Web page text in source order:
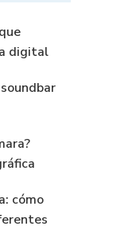
digital
cómo